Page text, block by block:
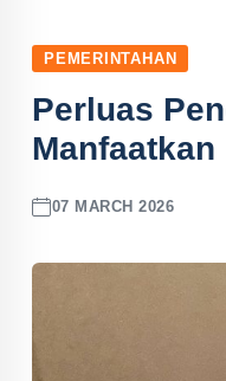
PEMERINTAHAN
Perluas
07 MARCH 2026